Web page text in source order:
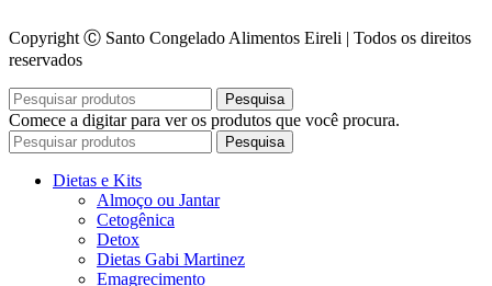
Copyright Ⓒ Santo Congelado Alimentos Eireli | Todos os direitos
reservados
Pesquisa
Comece a digitar para ver os produtos que você procura.
Pesquisa
Dietas e Kits
Almoço ou Jantar
Cetogênica
Detox
Dietas Gabi Martinez
Emagrecimento